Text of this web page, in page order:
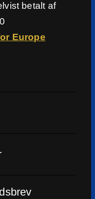
betalt af
Europe